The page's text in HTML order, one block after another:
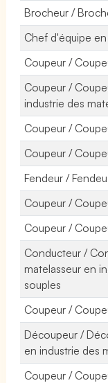
Brocheur /
Chef d'équipe
Coupeur /
Coupeur /
industrie des
Coupeur /
Coupeur /
Fendeur /
Coupeur /
Coupeur /
Conducteur /
matelasseur en
souples
Coupeur /
Découpeur /
en industrie des
Coupeur /